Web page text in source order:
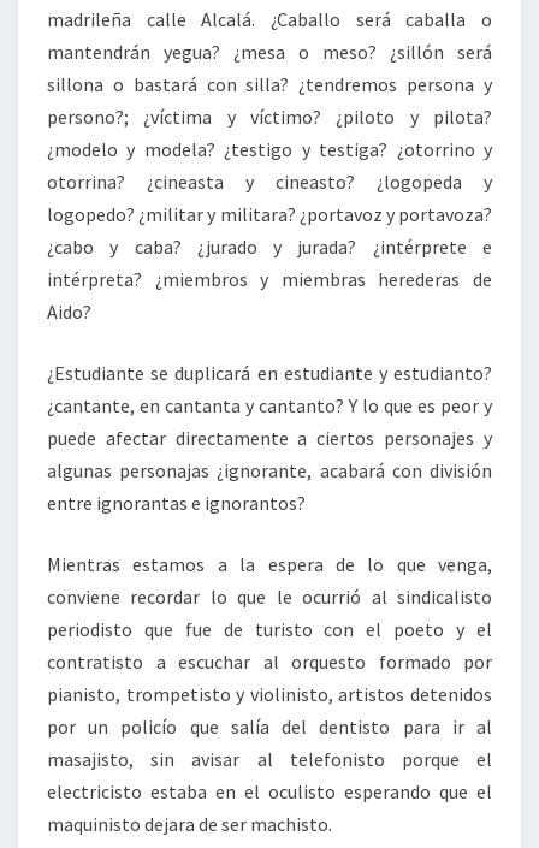
madrileña calle Alcalá. ¿Caballo será caballa o
mantendrán yegua? ¿mesa o meso? ¿sillón será
sillona o bastará con silla? ¿tendremos persona y
persono?; ¿víctima y víctimo? ¿piloto y pilota?
¿modelo y modela? ¿testigo y testiga? ¿otorrino y
otorrina? ¿cineasta y cineasto? ¿logopeda y
logopedo? ¿militar y militara? ¿portavoz y portavoza?
¿cabo y caba? ¿jurado y jurada? ¿intérprete e
intérpreta? ¿miembros y miembras herederas de
Aido?
¿Estudiante se duplicará en estudiante y estudianto?
¿cantante, en cantanta y cantanto? Y lo que es peor y
puede afectar directamente a ciertos personajes y
algunas personajas ¿ignorante, acabará con división
entre ignorantas e ignorantos?
Mientras estamos a la espera de lo que venga,
conviene recordar lo que le ocurrió al sindicalisto
periodisto que fue de turisto con el poeto y el
contratisto a escuchar al orquesto formado por
pianisto, trompetisto y violinisto, artistos detenidos
por un policío que salía del dentisto para ir al
masajisto, sin avisar al telefonisto porque el
electricisto estaba en el oculisto esperando que el
maquinisto dejara de ser machisto.